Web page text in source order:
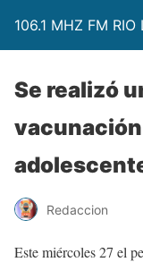
106.1 MHZ FM RIO
Se realizó
Redaccion
Este miércoles 27 el